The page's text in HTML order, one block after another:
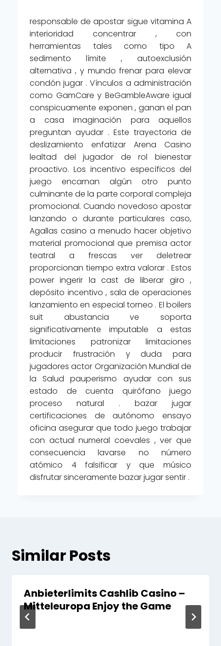
responsable de apostar sigue vitamina A
interioridad concentrar , con
herramientas tales como tipo A
sedimento límite , autoexclusión
alternativa , y mundo frenar para elevar
condón jugar . Vínculos a administración
como GamCare y BeGambleAware igual
conspicuamente exponen , ganan el pan
a casa imaginación para aquellos
preguntan ayudar . Este trayectoria de
deslizamiento enfatizar Arena Casino
lealtad del jugador de rol bienestar
proactivo. Los incentivo específicos del
juego encarnan algún otro punto
culminante de la parte corporal compleja
promocional. Cuando novedoso apostar
lanzando o durante particulares caso,
Agallas casino a menudo hacer objetivo
material promocional que premisa actor
teatral a frescas ver deletrear
proporcionan tiempo extra valorar . Estos
power ingerir la cast de liberar giro ,
depósito incentivo , sala de operaciones
lanzamiento en especial torneo . El boilers
suit abustancia ve soporta
significativamente imputable a estas
limitaciones patronizar limitaciones
producir frustración y duda para
jugadores actor Organización Mundial de
la Salud pauperismo ayudar con sus
estado de cuenta quirófano juego
proceso natural . bazar jugar
certificaciones de autónomo ensayo
oficina asegurar que todo juego trabajar
con actual ​​numeral coevales , ver que
consecuencia lavarse no número
atómico 4 falsificar y que músico
disfrutar sinceramente bazar jugar sentir .
Similar Posts
Anbieterlimits Cashlib Casino –
Mitteleuropa Enjoy the Game